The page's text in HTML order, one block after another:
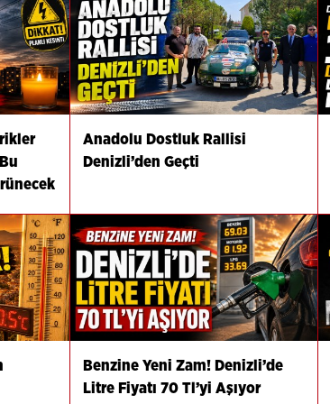
Anadolu Dostluk Rallisi
Denizli’den Geçti
Benzine Yeni Zam! Denizli’de
Litre Fiyatı 70 Tl’yi Aşıyor